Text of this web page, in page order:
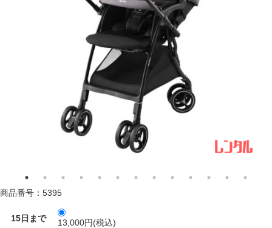
商品番号：5395
15日まで 13,000円(税込)